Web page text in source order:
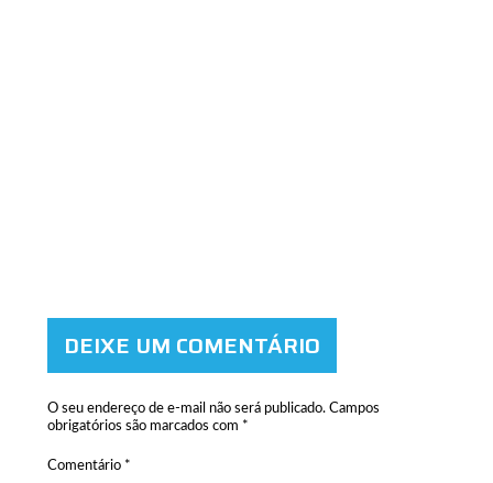
DEIXE UM COMENTÁRIO
O seu endereço de e-mail não será publicado. Campos
obrigatórios são marcados com *
Comentário *